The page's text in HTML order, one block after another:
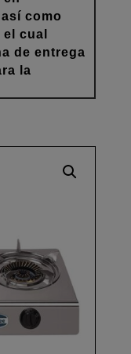
como
cual
de entrega
la